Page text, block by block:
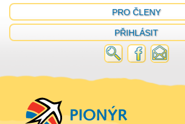
PRO ČLENY
PŘIHLÁSIT